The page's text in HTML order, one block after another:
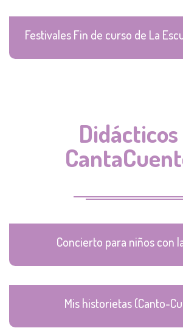
Festivales Fin de curso de La
Didácticos
Concierto para niños con
Mis historietas (Canto-